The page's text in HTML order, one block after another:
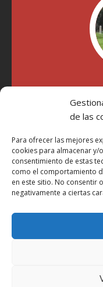
de las
Para ofrecer las mejores
cookies para almacenar y/
consentimiento de estas
como el comportamiento
en este sitio. No consentir
negativamente a ciertas
año 2007 he escrito
Millatrece.com es
participa"
Aviso Legal
Política de Privacidad
Más Información sobre